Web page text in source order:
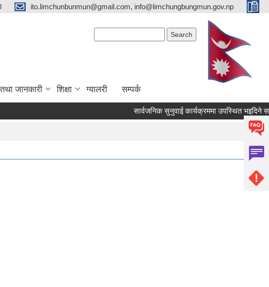
ito.limchunbunmun@gmail.com, info@limchungbungmun.gov.np
जानकारी शिक्षा ग्यालरी सम्पर्क
सार्वजनिक सुनुवाई कार्यक्रममा उपस्थित भइदिने